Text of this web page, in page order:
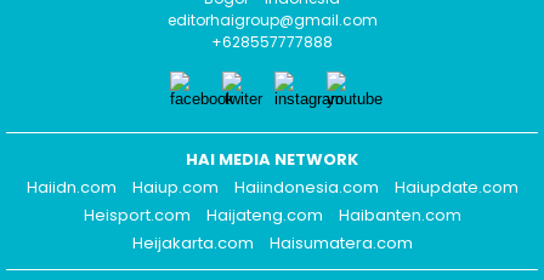
editorhaigroup@gmail.com
+628557777888
HAI MEDIA NETWORK
Haiidn.com
Haiup.com Haiindonesia.com
Haiupdate.com
Heisport.com
Haijateng.com
Haibanten.com
Heijakarta.com
Haisumatera.com